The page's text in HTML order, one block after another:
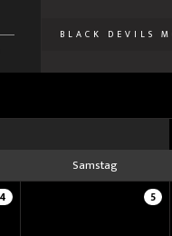
BLACK DEVILS
Samstag
4 5